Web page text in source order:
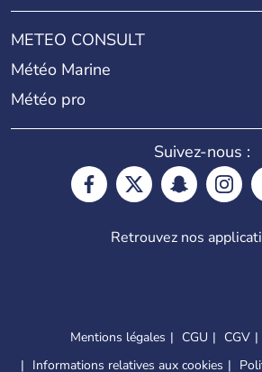
METEO CONSULT
Météo Marine
Météo pro
Suivez-nous :
Retrouvez nos
Mentions légales CGU CGV
Informations relatives aux cookies